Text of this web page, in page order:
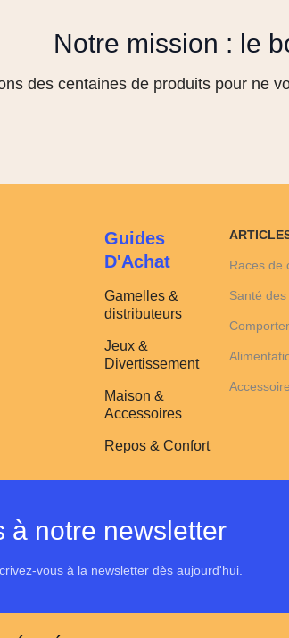
Notre mission : le
des centaines de produits pour ne
Guides
D'Achat
Gamelles &
distributeurs
Jeux &
Divertissement
Maison &
Accessoires
Repos & Confort
Races de
Santé
à notre newsletter
vous à la newsletter dès aujourd'hui.